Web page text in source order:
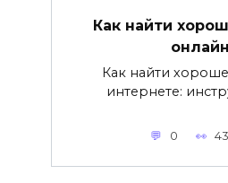
Как найти
онлайн
Как найти
интернете:
0